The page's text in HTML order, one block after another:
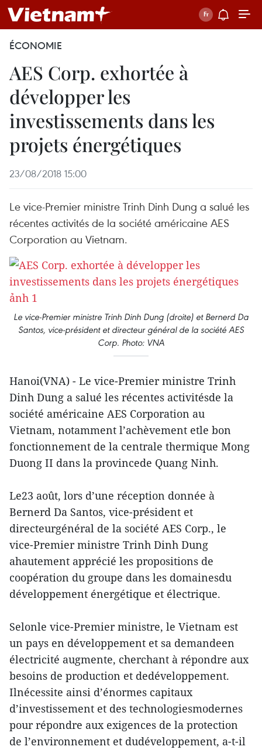
ÉCONOMIE
AES Corp. exhortée à
développer les
investissements dans les
projets énergétiques
23/08/2018 15:00
Le vice-Premier ministre Trinh Dinh Dung a salué les
récentes activités de la société américaine AES
Corporation au Vietnam.
Le vice-Premier ministre Trinh Dinh Dung (droite) et Bernerd Da
Santos, vice-président et directeur général de la société AES
Corp. Photo: VNA
Hanoi(VNA) - Le vice-Premier ministre Trinh
Dinh Dung a salué les récentes activitésde la
société américaine AES Corporation au
Vietnam, notamment l’achèvement etle bon
fonctionnement de la centrale thermique Mong
Duong II dans la provincede Quang Ninh.
Le23 août, lors d’une réception donnée à
Bernerd Da Santos, vice-président et
directeurgénéral de la société AES Corp., le
vice-Premier ministre Trinh Dinh Dung
ahautement apprécié les propositions de
coopération du groupe dans les domainesdu
développement énergétique et électrique.
Selonle vice-Premier ministre, le Vietnam est
un pays en développement et sa demandeen
électricité augmente, cherchant à répondre aux
besoins de production et dedéveloppement.
Ilnécessite ainsi d’énormes capitaux
d’investissement et des technologiesmodernes
pour répondre aux exigences de la protection
de l’environnement et dudéveloppement, a-t-il